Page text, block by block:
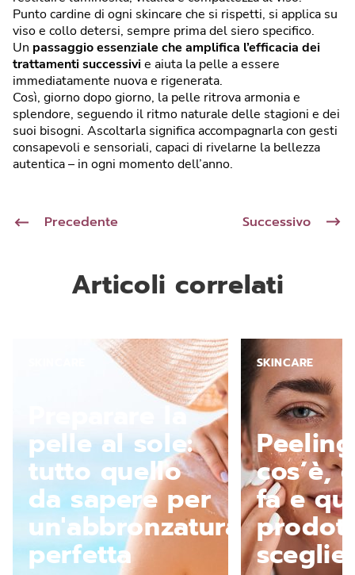
Punto cardine di ogni skincare che si rispetti, si applica su
viso e collo detersi, sempre prima del siero specifico.
Un passaggio essenziale che amplifica l’efficacia dei
trattamenti successivie aiuta la pelle a essere
immediatamente nuova e rigenerata.
Così, giorno dopo giorno, la pelle ritrova armonia e
splendore, seguendo il ritmo naturale delle stagioni e dei
suoi bisogni. Ascoltarla significa accompagnarla con gesti
consapevoli e sensoriali, capaci di rivelarne la bellezza
autentica – in ogni momento dell’anno.
Precedente Successivo
Articoli correlati
Preparare la
pelle al sole:
tutto quello
da sapere per
un'abbronzatura
perfetta
SKINCARE
cos’è,
fa e